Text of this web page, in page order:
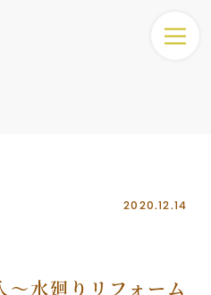
2020.12.14
～水廻りリフォーム